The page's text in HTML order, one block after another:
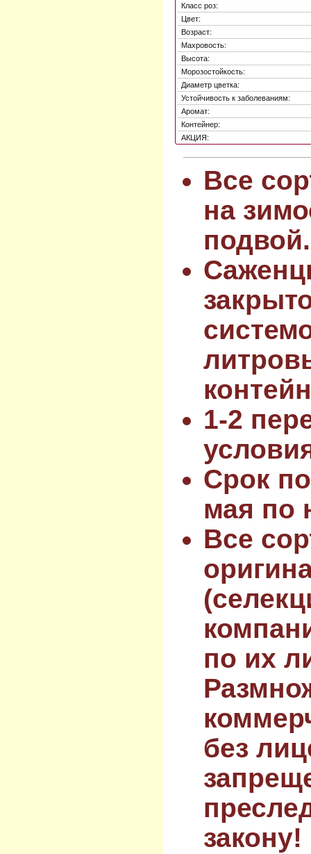
Класс роз:
Цвет:
Возраст:
Махровость:
Высота:
Морозостойкость:
Диаметр цветка:
Устойчивость к заболеваниям:
Аромат:
Контейнер:
АКЦИЯ:
Все
на
подвой.
1-2
Срок
мая по
Все
по их
без
закону!